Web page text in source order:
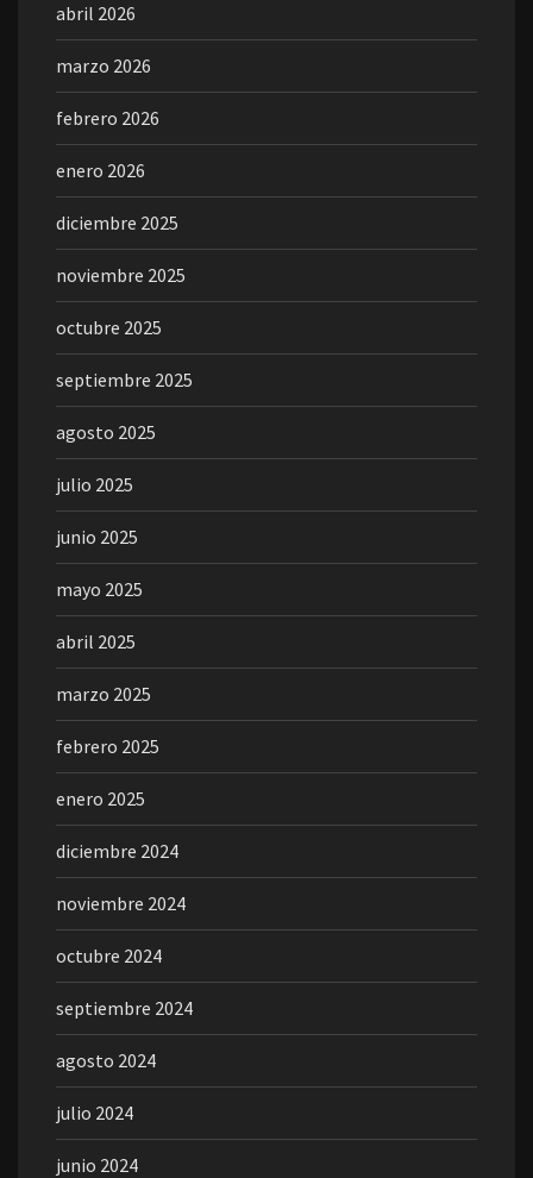
abril 2026
marzo 2026
febrero 2026
enero 2026
diciembre 2025
noviembre 2025
octubre 2025
septiembre 2025
agosto 2025
julio 2025
junio 2025
mayo 2025
abril 2025
marzo 2025
febrero 2025
enero 2025
diciembre 2024
noviembre 2024
octubre 2024
septiembre 2024
agosto 2024
julio 2024
junio 2024